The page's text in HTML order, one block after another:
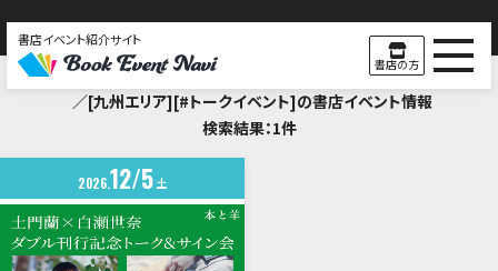
書店イベント紹介サイト
書店の方
Search Result
／[九州エリア][#トークイベント]の書店イベント情報
検索結果：1件
202612 5 土